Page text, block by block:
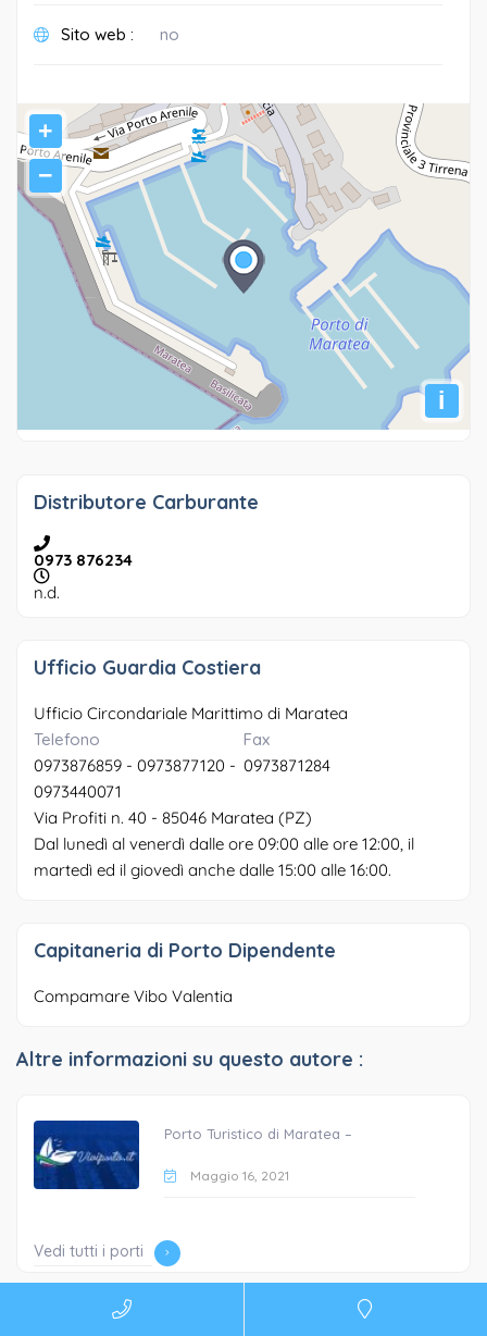
Sito web : no
+
−
i
Distributore Carburante
0973 876234
n.d.
Ufficio Guardia Costiera
Ufficio Circondariale Marittimo di Maratea
Telefono
0973876859 - 0973877120 -
0973440071
Fax
0973871284
Via Profiti n. 40 - 85046 Maratea (PZ)
Dal lunedì al venerdì dalle ore 09:00 alle ore 12:00, il
martedì ed il giovedì anche dalle 15:00 alle 16:00.
Capitaneria di Porto Dipendente
Compamare Vibo Valentia
Altre informazioni su questo autore :
Porto Turistico di Maratea –
Maggio 16, 2021
Vedi tutti i porti